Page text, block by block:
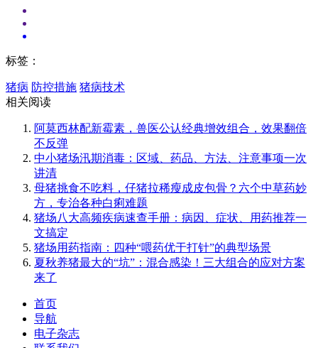
标签：
猪病 防控措施 猪病技术
相关阅读
阿莫西林配新霉素，兽医公认经典增效组合，效果翻倍
不反弹
中小猪场汛期消毒：区域、药品、方法、注意事项一次
讲清
母猪挑食不吃料，仔猪拉稀瘦成皮包骨？六个中草药妙
方，专治各种白痢难题
猪场八大高频疾病速查手册：病因、症状、用药推荐一
文搞定
猪场用药指南：四种“喂药优于打针”的典型场景
夏秋养猪最大的“坑”：混合感染！三大组合的应对方案
来了
首页
导航
电子杂志